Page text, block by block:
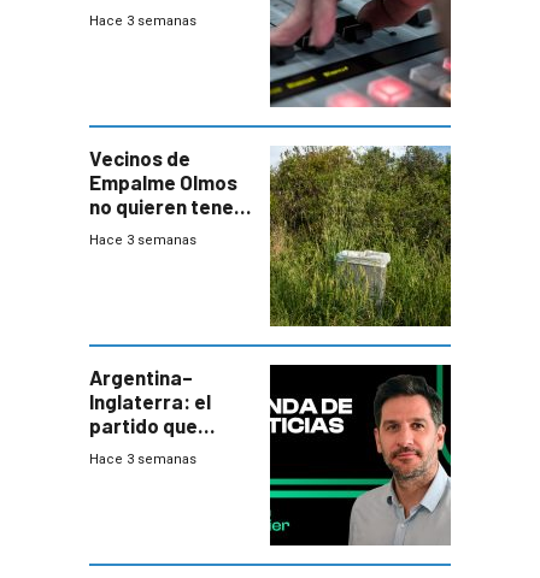
Hace 3 semanas
Vecinos de
Empalme Olmos
no quieren tener
cerca una planta
departamental
Hace 3 semanas
Argentina–
Inglaterra: el
partido que
nunca termina
Hace 3 semanas